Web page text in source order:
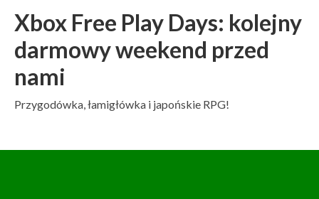
Xbox Free Play Days: kolejny
darmowy weekend przed
nami
Przygodówka, łamigłówka i japońskie RPG!